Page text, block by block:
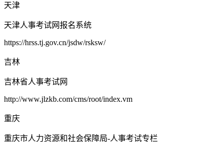
天津
天津人事考试网报名系统
https://hrss.tj.gov.cn/jsdw/rsksw/
吉林
吉林省人事考试网
http://www.jlzkb.com/cms/root/index.vm
重庆
重庆市人力资源和社会保障局-人事考试专栏